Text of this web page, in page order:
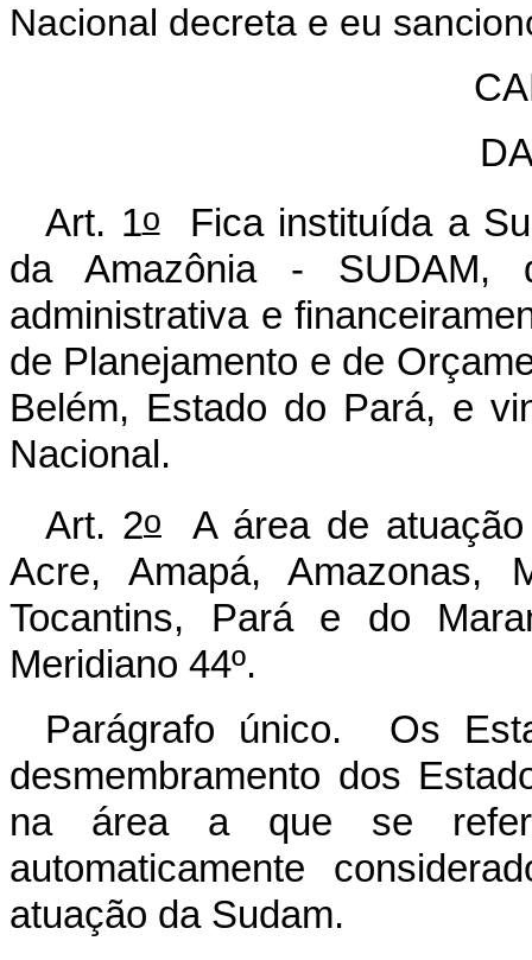
Nacional decreta e eu
Art. 1oFica instituída a
da Amazônia - SUDAM,
administrativa e
de Planejamento e de
Belém, Estado do Pará, e
Nacional.
Art. 2oA área de atuação
Acre, Amapá, Amazonas,
Tocantins, Pará e do
Meridiano 44º.
Parágrafo único. Os
desmembramento dos
na área a que se
automaticamente
atuação da Sudam.